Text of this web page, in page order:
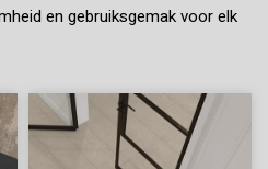
en gebruiksgemak voor elk